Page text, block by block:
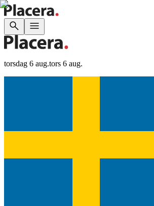
torsdag 6 aug.tors 6 aug.